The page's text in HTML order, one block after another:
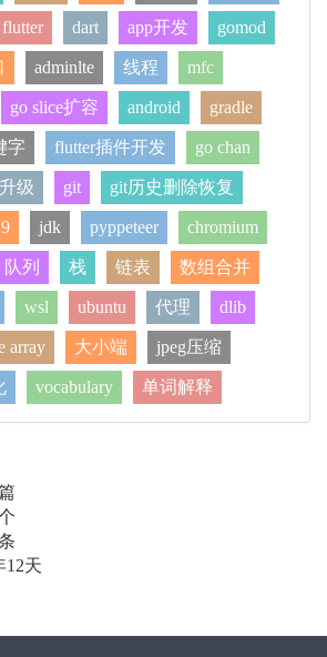
flutter dart app开发 gomod
adminlte 线程 mfc
go slice扩容 android gradle
字 flutter插件开发 go chan
级 git git历史删除恢复
jdk pyppeteer chromium
队列 栈 链表 数组合并
wsl ubuntu 代理 dlib
array 大小端 jpeg压缩
vocabulary 单词解释
12天